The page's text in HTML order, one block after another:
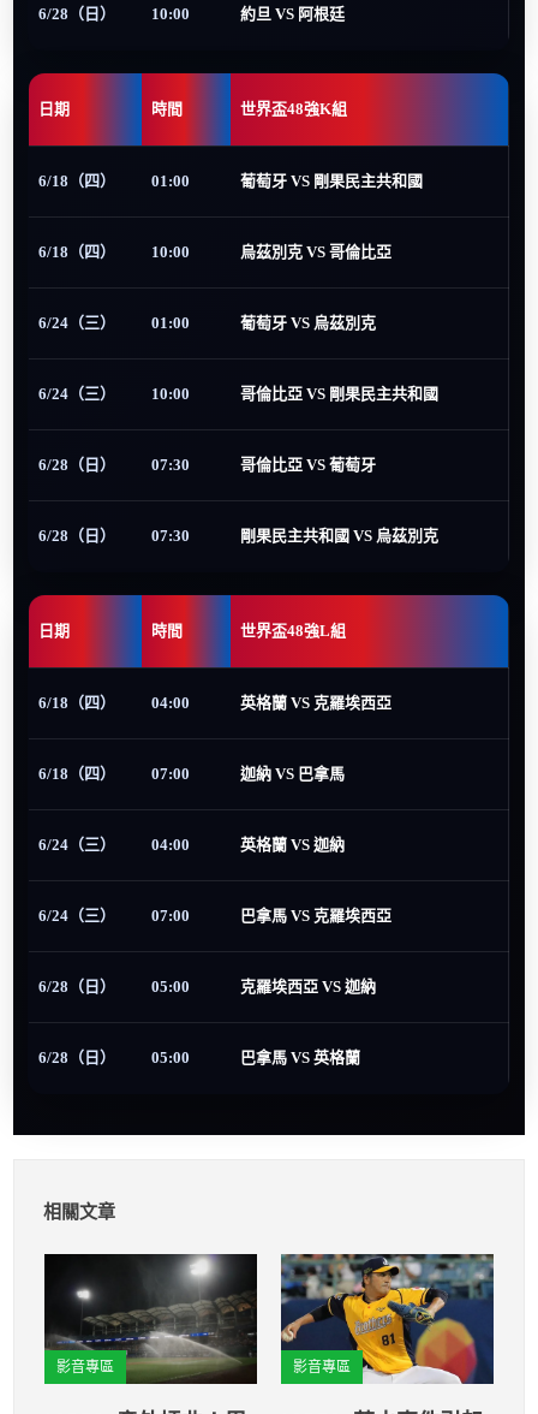
6/28（日） 10:00 約旦 VS 阿根廷
日期 時間 世界盃48強K組
6/18（四） 01:00 葡萄牙 VS 剛果民主共和國
6/18（四） 10:00 烏茲別克 VS 哥倫比亞
6/24（三） 01:00 葡萄牙 VS 烏茲別克
6/24（三） 10:00 哥倫比亞 VS 剛果民主共和國
6/28（日） 07:30 哥倫比亞 VS 葡萄牙
6/28（日） 07:30 剛果民主共和國 VS 烏茲別克
日期 時間 世界盃48強L組
6/18（四） 04:00 英格蘭 VS 克羅埃西亞
6/18（四） 07:00 迦納 VS 巴拿馬
6/24（三） 04:00 英格蘭 VS 迦納
6/24（三） 07:00 巴拿馬 VS 克羅埃西亞
6/28（日） 05:00 克羅埃西亞 VS 迦納
6/28（日） 05:00 巴拿馬 VS 英格蘭
相關文章
影音專區 影音專區